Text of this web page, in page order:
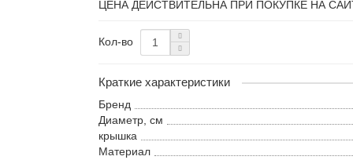
ЦЕНА ДЕЙСТВИТЕЛЬНА ПРИ ПОКУПКЕ НА
Кол-во
Краткие характеристики
Бренд
Диаметр, см
крышка
Материал